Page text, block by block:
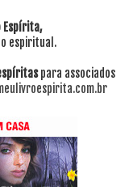
Espírita,
espiritual.
para associados